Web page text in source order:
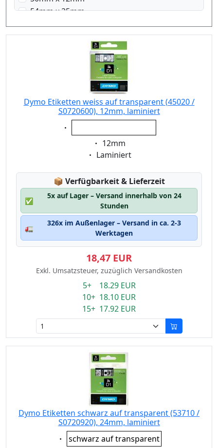
54mm x 25mm
54mm x 101mm
57mm x 32mm
101mm x 54 mm
190mm x 38mm
190mm x 59mm
Dymo Etiketten weiss auf transparent (45020 /
S0720600), 12mm, laminiert
Eigenschaft:
Eigenschaft:
12mm
Eigenschaft:
Laminiert
📦 Lagerstatus:
Verfügbarkeit & Lieferzeit
✅
5x auf Lager – Versand innerhalb von 24
Stunden
🚛
326x im Außenlager – Versand in ca. 2-3
Werktagen
18,47 EUR
Exkl. Umsatzsteuer, zuzüglich Versandkosten
5+ 18.29 EUR
10+ 18.10 EUR
15+ 17.92 EUR
Dymo Etiketten schwarz auf transparent (53710 /
S0720920), 24mm, laminiert
Eigenschaft:
schwarz auf transparent